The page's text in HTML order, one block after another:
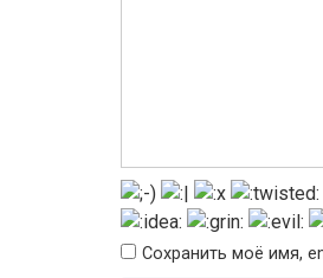
Сохранить моё имя,